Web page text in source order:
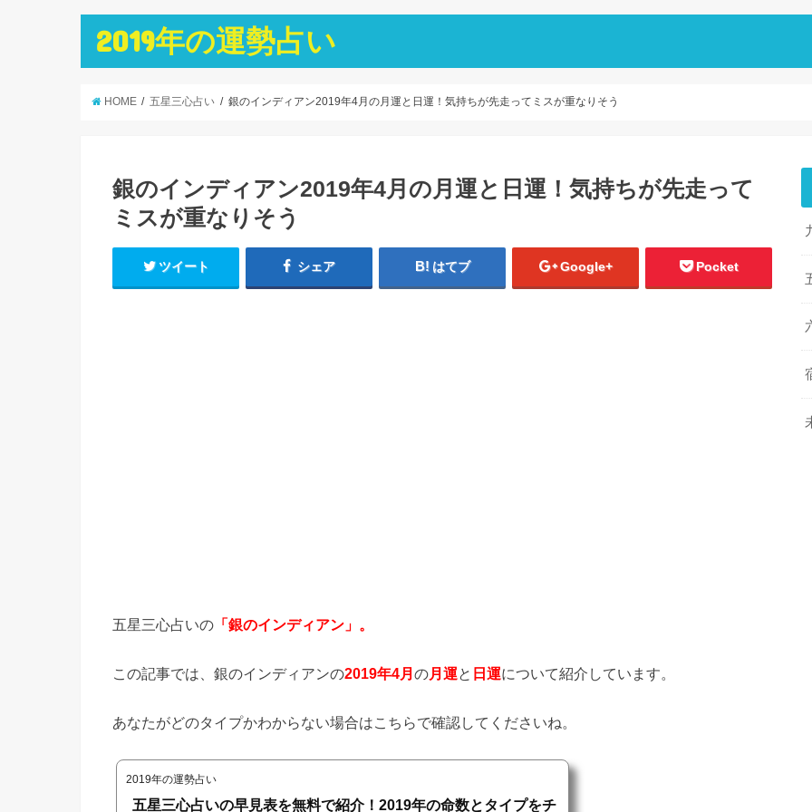
2019年の運勢占い
HOME 五星三心占い 銀のインディアン2019年4月の月運と日運！気持ちが先走ってミスが重なりそう
銀のインディアン2019年4月の月運と日運！気持ちが先走って
ミスが重なりそう
ツイート シェア はてブ Google+ Pocket
五星三心占いの 「銀のインディアン」。
この記事では、銀のインディアンの2019年4月 の月運と 日運について紹介しています。
あなたがどのタイプかわからない場合はこちらで確認してくださいね。
2019年の運勢占い
五星三心占いの早見表を無料で紹介！2019年の命数とタイプをチ